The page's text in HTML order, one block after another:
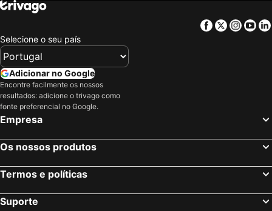
Facebook
Twitter
Selecione o seu país
Adicionar no Google
Encontre facilmente os nossos
resultados: adicione o trivago como
fonte preferencial no Google.
Empresa
Os nossos produtos
Termos e políticas
Suporte